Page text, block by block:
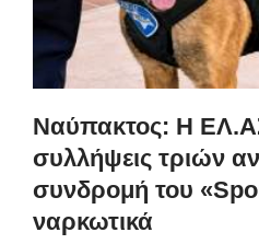
Ναύπακτος: Η
συλλήψεις τριών
συνδρομή του
ναρκωτικά